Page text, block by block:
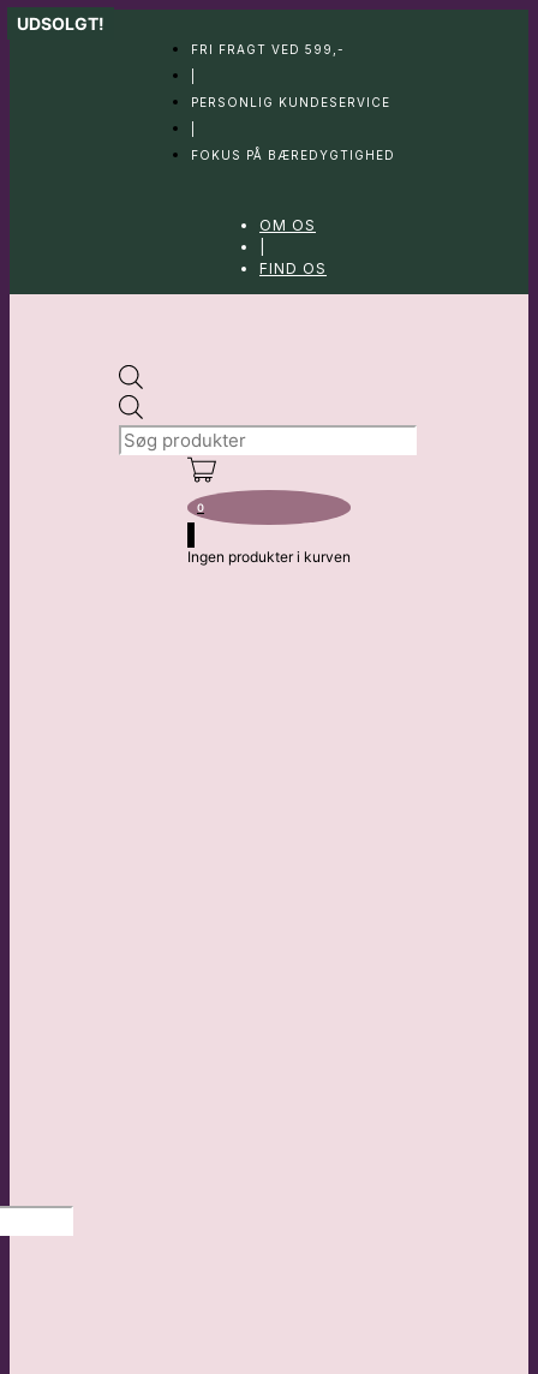
Hop
til
FRI FRAGT VED 599,-
PERSONLIG KUNDESERVICE
FOKUS PÅ BÆREDYGTIGHED
OM OS
FIND OS
search
0
Ingen produkter i kurven
UDSOLGT!